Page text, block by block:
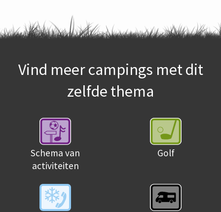
Vind meer campings met dit
zelfde thema
Schema van
activiteiten
Golf